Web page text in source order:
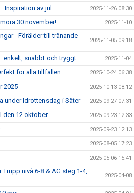
Inspiration av jul 2025-11-26 08:30
30 november! 2025-11-10
- Förälder till tränande
2025-11-05 09:18
enkelt, snabbt och tryggt 2025-11-04
för alla tillfällen 2025-10-24 06:38
2025 2025-10-13 08:12
under Idrottensdag i Säter 2025-09-27 07:31
den 12 oktober 2025-09-23 12:33
2025-09-23 12:13
2025-08-05 17:23
2025-05-06 15:41
nivå 6-8 & AG steg 1-4,
2025-04-08